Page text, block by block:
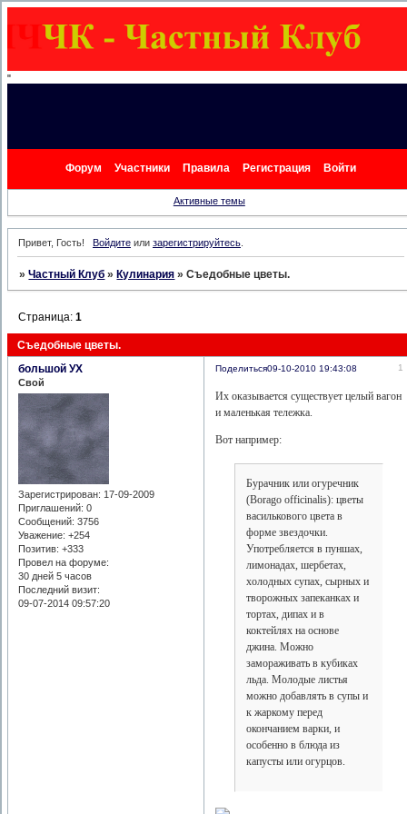
"
Форум Участники Правила Регистрация Войти
Активные темы
Привет, Гость! Войдитеили зарегистрируйтесь.
»Частный Клуб »Кулинария »Съедобные цветы.
Съедобные цветы.
Страница:1
Поделиться 1
09-10-2010 19:43:08
большой УХ
Свой
Зарегистрирован: 17-09-2009
Приглашений: 0
Сообщений: 3756
Уважение: +254
Позитив: +333
Провел на форуме:
30 дней 5 часов
Последний визит:
09-07-2014 09:57:20
Их оказывается существует целый вагон
и маленькая тележка.
Вот например:
Бурачник или огуречник
(Borago officinalis): цветы
василькового цвета в
форме звездочки.
Употребляется в пуншах,
лимонадах, шербетах,
холодных супах, сырных и
творожных запеканках и
тортах, дипах и в
коктейлях на основе
джина. Можно
замораживать в кубиках
льда. Молодые листья
можно добавлять в супы и
к жаркому перед
окончанием варки, и
особенно в блюда из
капусты или огурцов.